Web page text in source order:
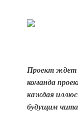
Проект ждет
команда
каждая
будущим